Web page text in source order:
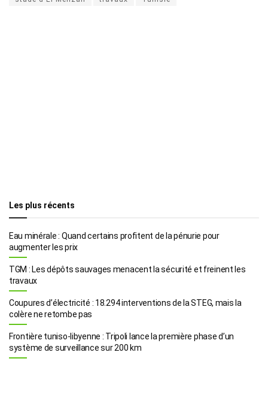
Les plus récents
Eau minérale : Quand certains profitent de la pénurie pour
augmenter les prix
TGM : Les dépôts sauvages menacent la sécurité et freinent les
travaux
Coupures d’électricité : 18.294 interventions de la STEG, mais la
colère ne retombe pas
Frontière tuniso-libyenne : Tripoli lance la première phase d’un
système de surveillance sur 200 km